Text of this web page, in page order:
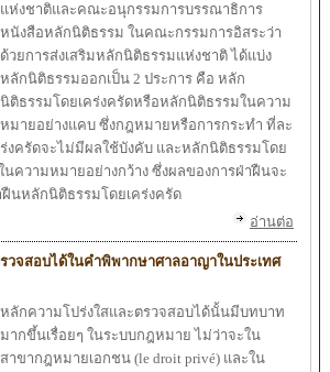
แห่งชาติและคณะอนุกรรมการบรรณาธิการ
หนังสือหลักนิติธรรม ในคณะกรรมการอิสระว่า
ด้วยการส่งเสริมหลักนิติธรรมแห่งชาติได้แบ่ง
หลักนิติธรรมออกเป็น 2 ประการ คือ หลัก
นิติธรรมโดยเคร่งครัดหรือหลักนิติธรรมในความ
หมายอย่างแคบ ซึ่งกฎหมายหรือการกระทำ ที่ละ
งครัดจะไม่มีผลใช้บังคับ และหลักนิติธรรมโดย
นความหมายอย่างกว้าง ซึ่งผลของการฝ่าฝืนจะ
ฝืนหลักนิติธรรมโดยเคร่งครัด
อ่านต่อ
วจสอบได้ในคำพิพากษาศาลอาญาในประเทศ
หลักความโปร่งใสและตรวจสอบได้นั้นมีบทบาท
มากขึ้นเรื่อยๆ ในระบบกฎหมาย ไม่ว่าจะใน
สาขากฎหมายเอกชน (le droit privé) และใน